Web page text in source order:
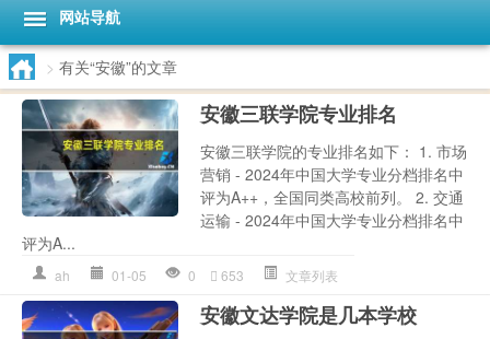
网站导航
> 有关“安徽”的文章
安徽三联学院专业排名
安徽三联学院的专业排名如下： 1. 市场
营销 - 2024年中国大学专业分档排名中
评为A++，全国同类高校前列。 2. 交通
运输 - 2024年中国大学专业分档排名中
评为A...
ah 01-05 0 653 文章列表
安徽文达学院是几本学校